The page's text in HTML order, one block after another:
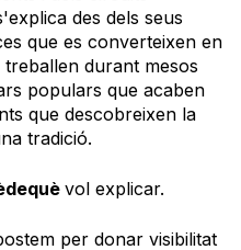
des dels seus
que es converteixen en
durant mesos
populars que acaben
que descobreixen la
tradició.
vol explicar.
per donar visibilitat